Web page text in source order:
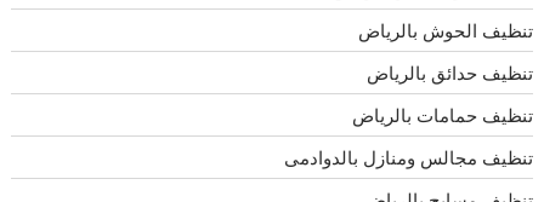
تنظيف الحوش بالرياض
تنظيف حدائق بالرياض
تنظيف حمامات بالرياض
تنظيف مجالس ومنازل بالدوادمى